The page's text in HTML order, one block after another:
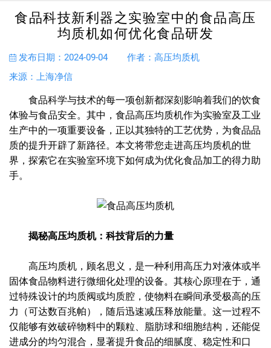
食品科技新利器之实验室中的食品高压
均质机如何优化食品研发
发布日期：2024-09-04
作者：高压均质机
来源：上海净信
食品科学与技术的每一项创新都深刻影响着我们的饮食
体验与食品安全。其中， 食品高压均质机作为实验室及工业
生产中的一项重要设备，正以其独特的工艺优势，为食品品
质的提升开辟了新路径。本文将带您走进高压均质机的世
界，探索它在实验室环境下如何成为优化食品加工的得力助
手。
揭秘高压均质机：科技背后的力量
高压均质机，顾名思义，是一种利用高压力对液体或半
固体食品物料进行微细化处理的设备。其核心原理在于，通
过特殊设计的均质阀或均质腔，使物料在瞬间承受极高的压
力（可达数百兆帕），随后迅速减压释放能量。这一过程不
仅能够有效破碎物料中的颗粒、脂肪球和细胞结构，还能促
进成分的均匀混合，显著提升食品的细腻度、稳定性和口